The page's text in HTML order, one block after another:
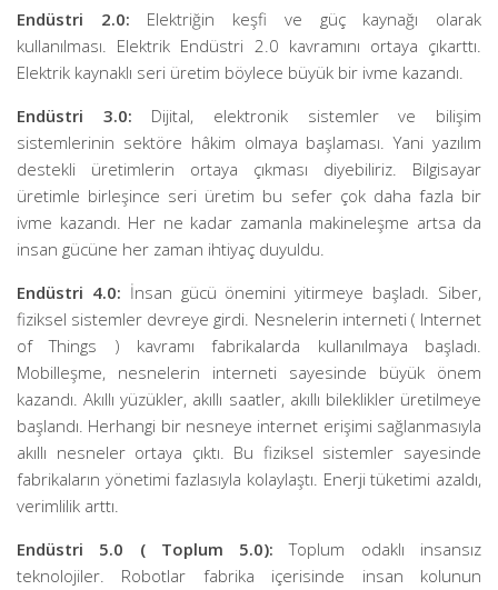
Endüstri 2.0: Elektriğin keşfi ve güç kaynağı olarak
kullanılması. Elektrik Endüstri 2.0 kavramını ortaya çıkarttı.
Elektrik kaynaklı seri üretim böylece büyük bir ivme kazandı.
Endüstri 3.0: Dijital, elektronik sistemler ve bilişim
sistemlerinin sektöre hâkim olmaya başlaması. Yani yazılım
destekli üretimlerin ortaya çıkması diyebiliriz. Bilgisayar
üretimle birleşince seri üretim bu sefer çok daha fazla bir
ivme kazandı. Her ne kadar zamanla makineleşme artsa da
insan gücüne her zaman ihtiyaç duyuldu.
Endüstri 4.0: İnsan gücü önemini yitirmeye başladı. Siber,
fiziksel sistemler devreye girdi. Nesnelerin interneti ( Internet
of Things ) kavramı fabrikalarda kullanılmaya başladı.
Mobilleşme, nesnelerin interneti sayesinde büyük önem
kazandı. Akıllı yüzükler, akıllı saatler, akıllı bileklikler üretilmeye
başlandı. Herhangi bir nesneye internet erişimi sağlanmasıyla
akıllı nesneler ortaya çıktı. Bu fiziksel sistemler sayesinde
fabrikaların yönetimi fazlasıyla kolaylaştı. Enerji tüketimi azaldı,
verimlilik arttı.
Endüstri 5.0 ( Toplum 5.0):Toplum odaklı insansız
teknolojiler. Robotlar fabrika içerisinde insan kolunun